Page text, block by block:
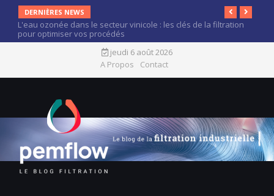
DERNIÈRES NEWS
L'eau ozonée dans le secteur vinicole : les clés de la filtration
pour optimiser vos procédés
jeudi 6 août 2026
A Propos
Contact